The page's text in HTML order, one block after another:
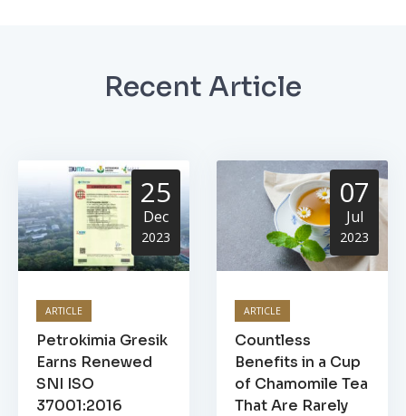
Recent Article
25
Dec
2023
ARTICLE
Petrokimia Gresik
Earns Renewed
SNI ISO
37001:2016
07
Jul
2023
ARTICLE
Countless
Benefits in a Cup
of Chamomile Tea
That Are Rarely